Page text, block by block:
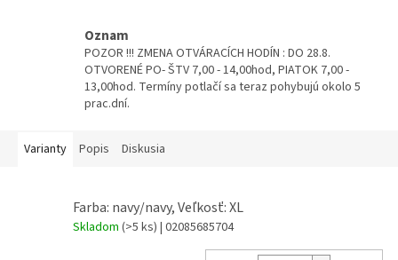
Oznam
POZOR !!! ZMENA OTVÁRACÍCH HODÍN : DO 28.8.
OTVORENÉ PO- ŠTV 7,00 - 14,00hod, PIATOK 7,00 -
13,00hod. Termíny potlačí sa teraz pohybujú okolo 5
prac.dní.
Varianty Popis Diskusia
Farba: navy/navy, Veľkosť: XL
Skladom (>5 ks) | 02085685704